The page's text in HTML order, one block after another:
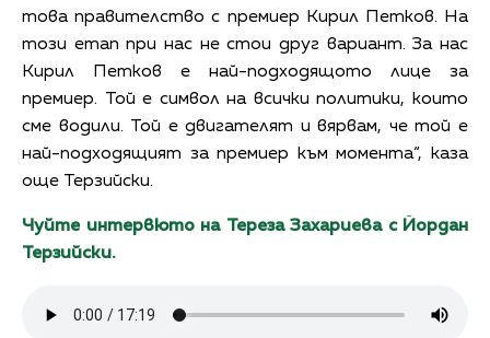
това правителство с премиер Кирил Петков. На
този етап при нас не стои друг вариант. За нас
Кирил Петков е най-подходящото лице за
премиер. Той е символ на всички политики, които
сме водили. Той е двигателят и вярвам, че той е
най-подходящият за премиер към момента“, каза
още Терзийски.
Чуйте интервюто на Тереза Захариева с Йордан
Терзийски.